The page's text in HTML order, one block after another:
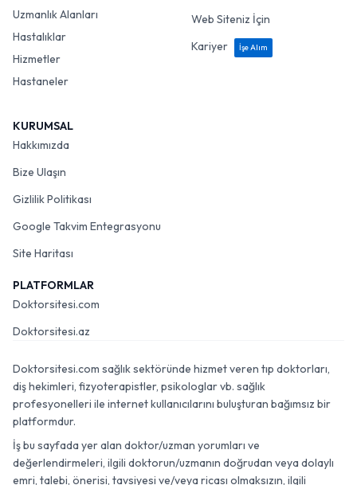
Uzmanlık Alanları
Hastalıklar
Hizmetler
Hastaneler
Web Siteniz İçin
Kariyer
İşe Alım
KURUMSAL
Hakkımızda
Bize Ulaşın
Gizlilik Politikası
Google Takvim Entegrasyonu
Site Haritası
PLATFORMLAR
Doktorsitesi.com
Doktorsitesi.az
Doktorsitesi.com sağlık sektöründe hizmet veren tıp doktorları,
diş hekimleri, fizyoterapistler, psikologlar vb. sağlık
profesyonelleri ile internet kullanıcılarını buluşturan bağımsız bir
platformdur.
İş bu sayfada yer alan doktor/uzman yorumları ve
değerlendirmeleri, ilgili doktorun/uzmanın doğrudan veya dolaylı
emri, talebi, önerisi, tavsiyesi ve/veya ricası olmaksızın, ilgili